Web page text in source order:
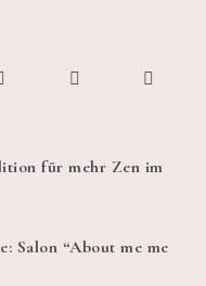
für mehr Zen im
Salon “About me me